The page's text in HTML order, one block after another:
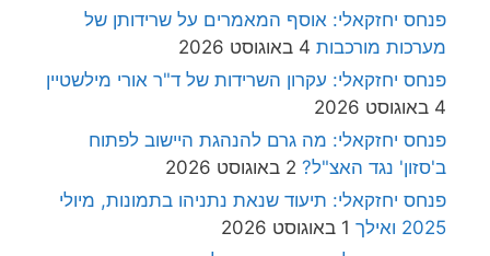
פנחס יחזקאלי: אוסף המאמרים על שרידותן של
מערכות מורכבות 4 באוגוסט 2026
פנחס יחזקאלי: עקרון השרידות של ד"ר אורי מילשטיין
4 באוגוסט 2026
פנחס יחזקאלי: מה גרם להנהגת היישוב לפתוח
ב'סזון' נגד האצ"ל? 2 באוגוסט 2026
פנחס יחזקאלי: תיעוד שנאת נתניהו בתמונות, מיולי
2025 ואילך
1 באוגוסט 2026